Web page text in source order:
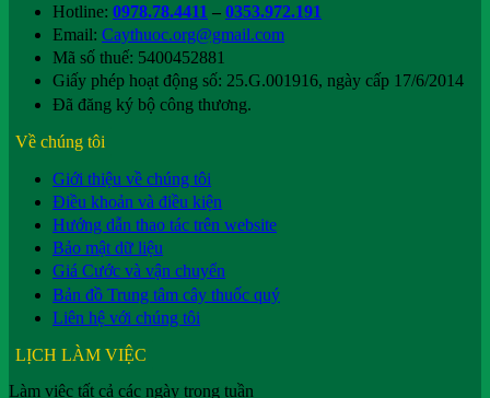
Hotline: 0978.78.4411 – 0353.972.191
Email: Caythuoc.org@gmail.com
Mã số thuế: 5400452881
Giấy phép hoạt động số: 25.G.001916, ngày cấp 17/6/2014
Đã đăng ký bộ công thương.
Về chúng tôi
Giới thiệu về chúng tôi
Điều khoản và điều kiện
Hướng dẫn thao tác trên website
Bảo mật dữ liệu
Giá Cước và vận chuyển
Bản đồ Trung tâm cây thuốc quý
Liên hệ với chúng tôi
LỊCH LÀM VIỆC
Làm việc tất cả các ngày trong tuần